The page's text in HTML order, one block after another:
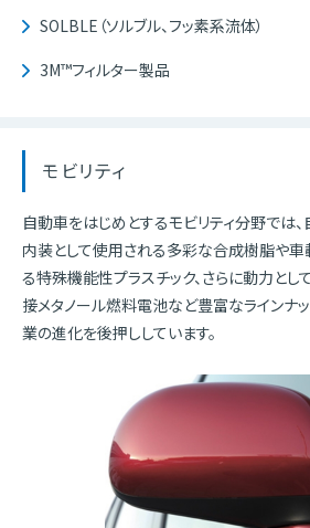
SOLBLE（ソルブル、フッ素系流体）
3M™フィルター製品
モビリティ
自動車をはじめとするモビリティ分野では
内装として使用される多彩な合成樹脂や
る特殊機能性プラスチック、さらに動力と
接メタノール燃料電池など豊富なラインナ
業の進化を後押ししています。